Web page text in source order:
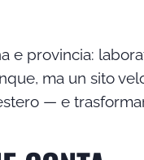
e provincia:
ma un sito
— e